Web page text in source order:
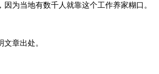
为当地有数千人就靠这个工作养家糊口。
章出处。